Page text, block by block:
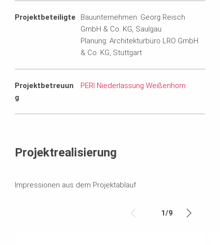
Projektbeteiligte
Bauunternehmen: Georg Reisch
GmbH & Co. KG, Saulgau
Planung: Architekturbüro LRO GmbH
& Co. KG, Stuttgart
Projektbetreuun
g
PERI Niederlassung Weißenhorn
Projektrealisierung
Impressionen aus dem Projektablauf
1/9